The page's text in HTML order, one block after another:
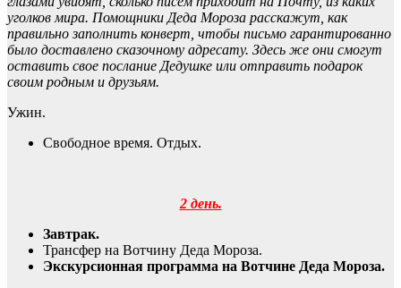
уголков мира. Помощники Деда Мороза расскажут, как
правильно заполнить конверт, чтобы письмо гарантированно
было доставлено сказочному адресату. Здесь же они смогут
оставить свое послание Дедушке или отправить подарок
своим родным и друзьям.
Ужин.
Свободное время. Отдых.
2 день.
Завтрак.
Трансфер на Вотчину Деда Мороза.
Экскурсионная программа на Вотчине Деда Мороза.